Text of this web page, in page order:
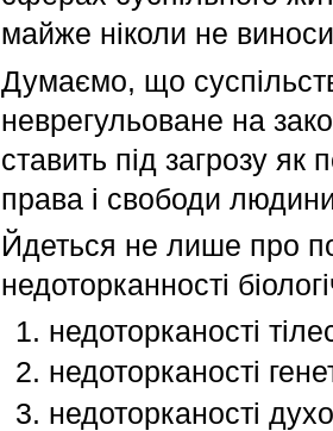
майже ніколи не
Думаємо, що
неврегульоване на
ставить під загрозу як
права і свободи
Йдеться не лише про
недоторканності
недоторканості
недоторканості
недоторканості